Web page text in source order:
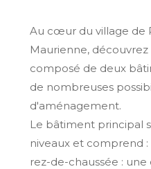
Au cœur du village de
Maurienne,
composé de deux
de nombreuses
d'aménagement.
Le bâtiment principal
niveaux et comprend :
rez-de-chaussée :